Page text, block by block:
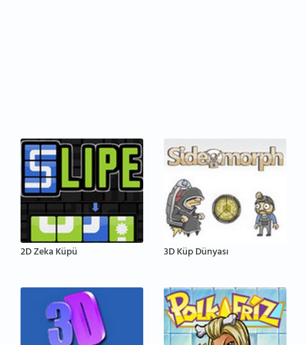
2D Zeka Küpü 3D Küp Dünyası